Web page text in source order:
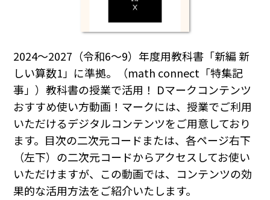
2024～2027（令和6～9）年度用教科書「新編 新
しい算数1」に準拠。（math connect「特集記
事」）教科書の授業で活用！ Dマークコンテンツ
おすすめ使い方動画！マークには、授業でご利用
いただけるデジタルコンテンツをご用意しており
ます。目次の二次元コードまたは、各ページ右下
（左下）の二次元コードからアクセスしてお使い
いただけますが、この動画では、コンテンツの効
果的な活用方法をご紹介いたします。